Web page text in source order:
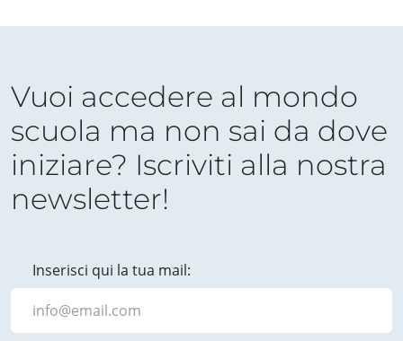
Vuoi accedere al mondo
scuola ma non sai da dove
iniziare? Iscriviti alla nostra
newsletter!
Inserisci qui la tua mail: